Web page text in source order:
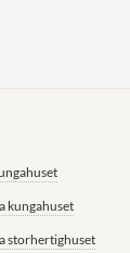
kungahuset
storhertighuset